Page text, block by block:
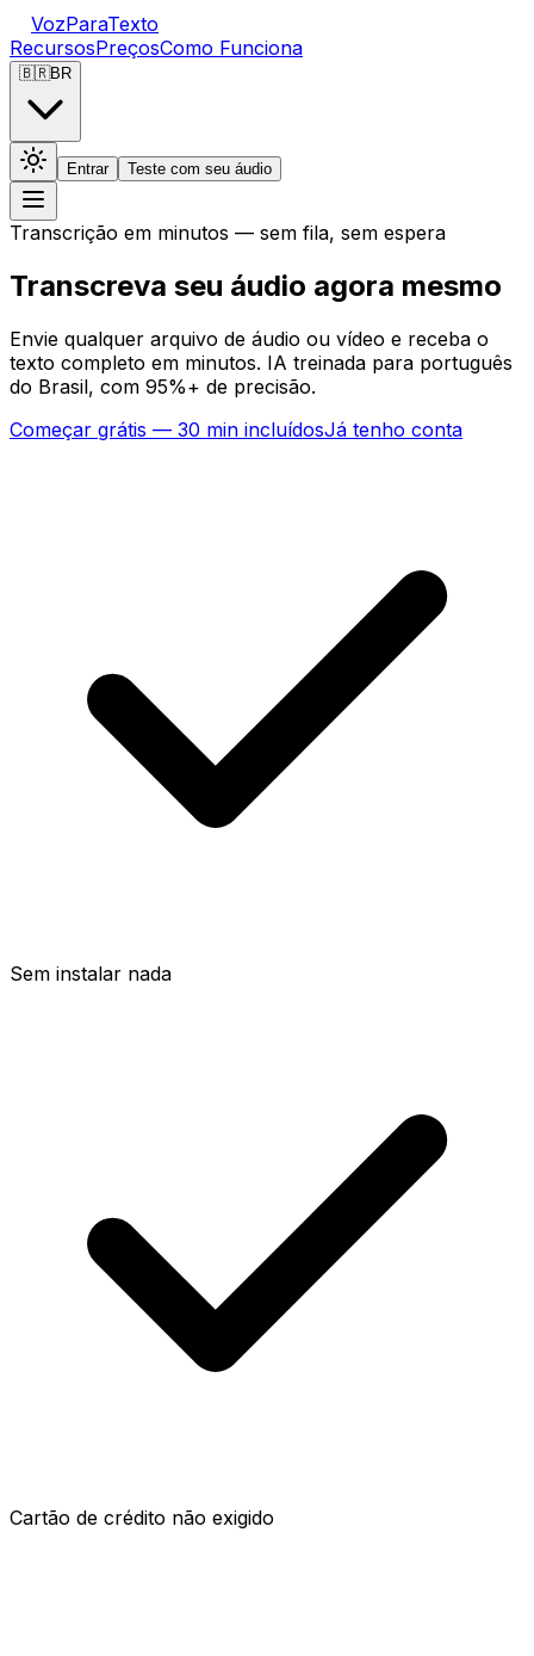
VozParaTexto
RecursosPreçosComo Funciona
🇧🇷BR
Entrar Teste com seu áudio
Transcrição em minutos — sem fila, sem espera
Transcreva seu áudio agora mesmo
Envie qualquer arquivo de áudio ou vídeo e receba o
texto completo em minutos. IA treinada para português
do Brasil, com 95%+ de precisão.
Começar grátis — 30 min incluídosJá tenho conta
Sem instalar nada
Cartão de crédito não exigido